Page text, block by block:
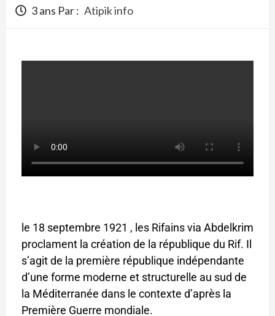
3 ans Par : Atipik info
le 18 septembre 1921 , les Rifains via Abdelkrim
proclament la création de la république du Rif. Il
s’agit de la première république indépendante
d’une forme moderne et structurelle au sud de
la Méditerranée dans le contexte d’après la
Première Guerre mondiale.